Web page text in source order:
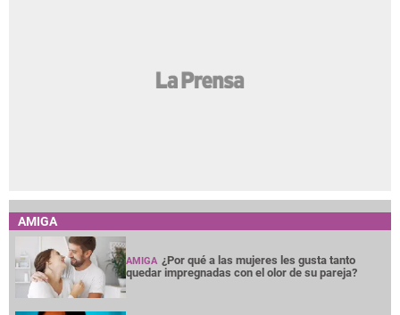
AMIGA
AMIGA ¿Por qué a las mujeres les gusta tanto
quedar impregnadas con el olor de su pareja?